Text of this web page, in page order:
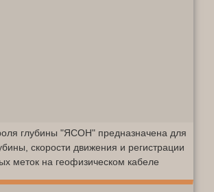
глубины "ЯСОН" предназначена для
скорости движения и регистрации
меток на геофизическом кабеле